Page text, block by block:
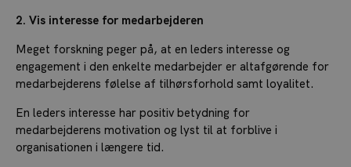
2. Vis interesse for medarbejderen
Meget forskning peger på, at en leders interesse og
engagement i den enkelte medarbejder er altafgørende for
medarbejderens følelse af tilhørsforhold samt loyalitet.
En leders interesse har positiv betydning for
medarbejderens motivation og lyst til at forblive i
organisationen i længere tid.